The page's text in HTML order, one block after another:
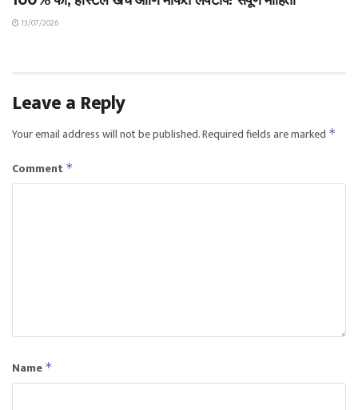
13/07/2026
Leave a Reply
Your email address will not be published.Required fields are marked *
Comment *
Name *